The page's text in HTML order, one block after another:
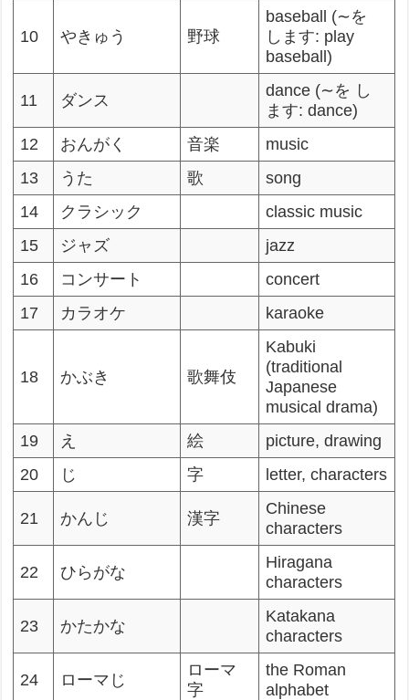
10 やきゅう 野球
baseball (∼を
します: play
baseball)
11 ダンス
dance (∼を し
ます: dance)
12
おんがく 音楽
music
13
うた 歌
song
14
クラシック
classic music
15
ジャズ
jazz
16
コンサート
concert
17
カラオケ karaoke
18 かぶき 歌舞伎
Kabuki
(traditional
Japanese
musical drama)
19
え 絵
picture, drawing
20
じ 字 letter, characters
21 かんじ 漢字
Chinese
characters
22 ひらがな
Hiragana
characters
23 かたかな
Katakana
characters
24 ローマじ
ローマ
字
the Roman
alphabet